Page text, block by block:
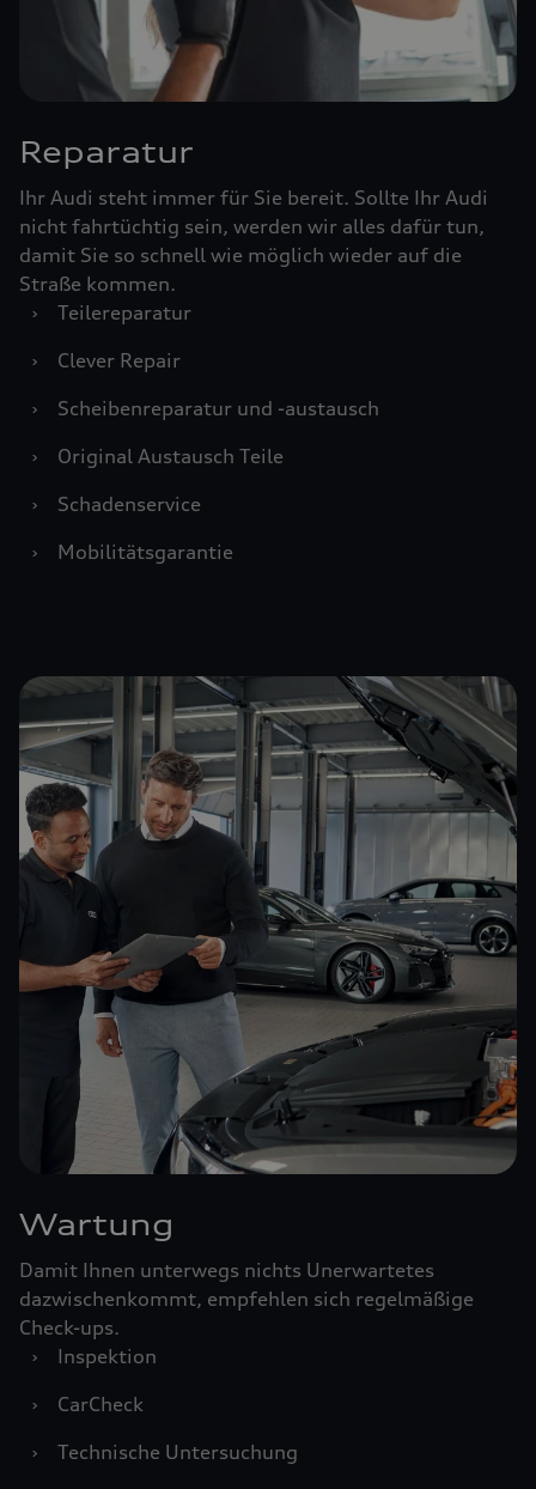
Reparatur
Ihr Audi steht immer für Sie bereit. Sollte Ihr Audi
nicht fahrtüchtig sein, werden wir alles dafür tun,
damit Sie so schnell wie möglich wieder auf die
Straße kommen.
›
Teilereparatur
›
Clever Repair
›
Scheibenreparatur und -austausch
›
Original Austausch Teile
›
Schadenservice
›
Mobilitätsgarantie
Wartung
Damit Ihnen unterwegs nichts Unerwartetes
dazwischenkommt, empfehlen sich regelmäßige
Check-ups.
›
Inspektion
›
CarCheck
›
Technische Untersuchung